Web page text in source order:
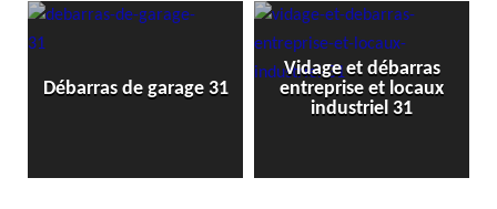
entreprise et locaux
Débarras de grenier et
cave 31